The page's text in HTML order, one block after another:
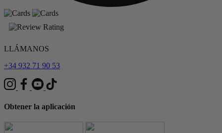
LLÁMANOS
+34 932 71 90 53
Obtener la aplicación